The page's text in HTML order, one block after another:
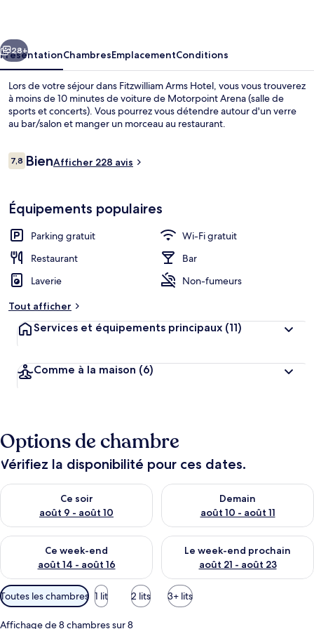
Suivant
28+
PrésentationChambresEmplacementConditions
Lors de votre séjour dans Fitzwilliam Arms Hotel, vous vous trouverez
à moins de 10 minutes de voiture de Motorpoint Arena (salle de
sports et concerts). Vous pourrez vous détendre autour d'un verre
au bar/salon et manger un morceau au restaurant.
Avis
voyageurs
7,87,8 sur 10
BienAfficher 228 avis
Équipements populaires
Parking gratuit
Wi-Fi gratuit
Restaurant
Bar
Laverie
Non-fumeurs
Tout afficher
Services et équipements principaux (11)
Comme à la maison (6)
Options de chambre
Vérifiez la disponibilité pour ces dates.
Ce soir
août 9 - août 10
Vérifier la disponibilité pour ce soir août 9 - août 10
Demain
août 10 - août 11
Vérifier la disponibilité pour
Ce week-end
août 14 - août 16
Vérifier la disponibilité pour ce week-end août 14 - août 16
Le week-end prochain
août 21 - août 23
Vérifier la disponibilité pour
Filtres
disponibles
pour
Toutes les chambres 1 lit 2 lits 3+ lits
Affichage de 8 chambres sur 8